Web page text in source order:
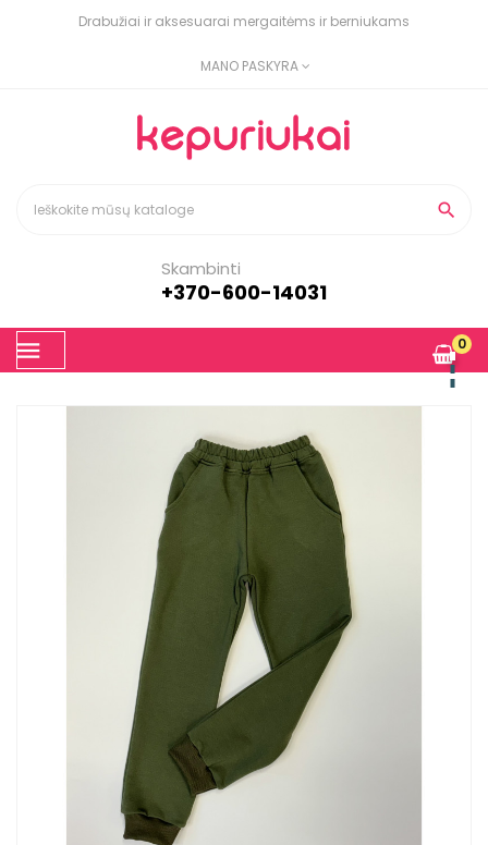
Drabužiai ir aksesuarai mergaitėms ir berniukams
MANO PASKYRA

Skambinti
+370-600-14031
Toggle
navigation
0